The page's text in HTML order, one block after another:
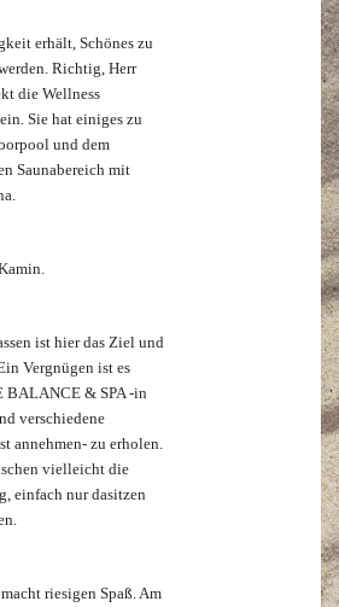
erhält, Schönes zu
Richtig, Herr
die Wellness
Sie hat einiges zu
und dem
Saunabereich mit
ist hier das Ziel und
Vergnügen ist es
BALANCE & SPA -in
verschiedene
annehmen- zu erholen.
vielleicht die
einfach nur dasitzen
riesigen Spaß. Am